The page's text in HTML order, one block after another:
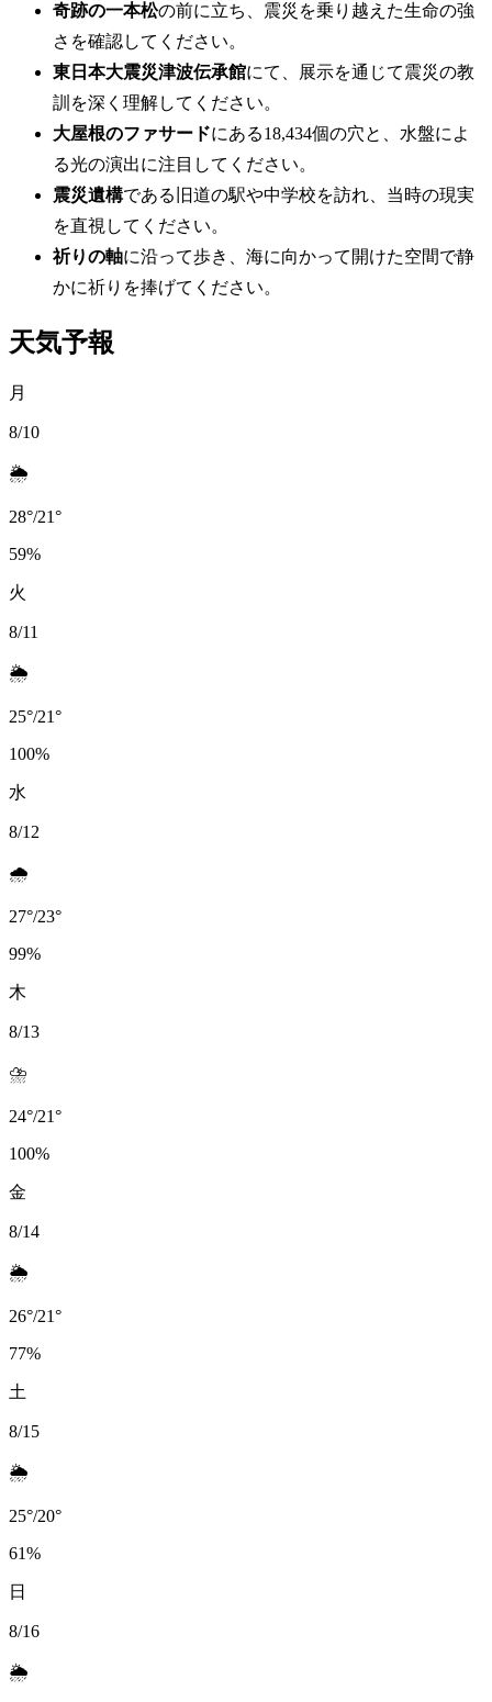
奇跡の一本松の前に立ち、震災を乗り越えた生命の強
さを確認してください。
東日本大震災津波伝承館にて、展示を通じて震災の教
訓を深く理解してください。
大屋根のファサードにある18,434個の穴と、水盤によ
る光の演出に注目してください。
震災遺構である旧道の駅や中学校を訪れ、当時の現実
を直視してください。
祈りの軸に沿って歩き、海に向かって開けた空間で静
かに祈りを捧げてください。
天気予報
月
8/10
🌦️
28°/21°
59%
火
8/11
🌦️
25°/21°
100%
水
8/12
🌧️
27°/23°
99%
木
8/13
⛈️
24°/21°
100%
金
8/14
🌦️
26°/21°
77%
土
8/15
🌦️
25°/20°
61%
日
8/16
🌦️